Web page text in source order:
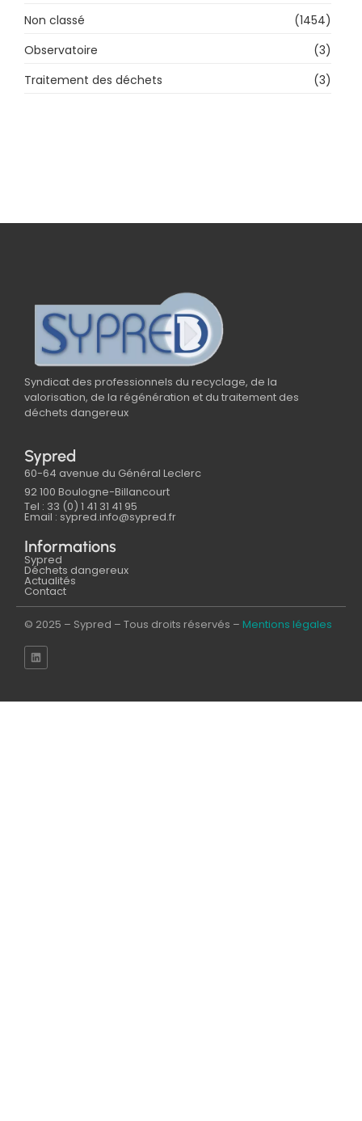
Non classé
(1454)
Observatoire
(3)
Traitement des déchets
(3)
Syndicat des professionnels du recyclage, de la
valorisation, de la régénération et du traitement des
déchets dangereux
Sypred
60-64 avenue du Général Leclerc
92 100 Boulogne-Billancourt
Tel : 33 (0) 1 41 31 41 95
Email : sypred.info@sypred.fr
Informations
Sypred
Déchets dangereux
Actualités
Contact
© 2025 – Sypred – Tous droits réservés – Mentions légales